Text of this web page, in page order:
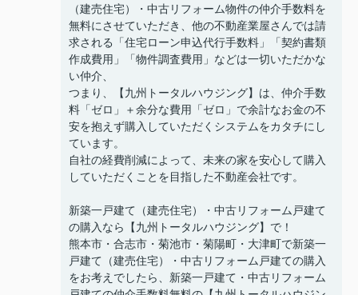
（建売住宅）・中古リフォーム物件の仲介手数料を
無料にさせていただき、他の不動産業屋さんでは請
求される「住宅ローン申込代行手数料」「契約書類
作成費用」「物件調査費用」などは一切いただかな
い仲介、
つまり、【九州トータルハウジング】は、仲介手数
料「ゼロ」＋余分な費用「ゼロ」で余計なお金の不
安を抱えず購入していただくシステムをカタチにし
ています。
自社の経費削減によって、未来の家を安心して購入
していただくことを目指した不動産会社です。
新築一戸建て（建売住宅）・中古リフォーム戸建て
の購入なら【九州トータルハウジング】で！
熊本市・合志市・菊池市・菊陽町・大津町で新築一
戸建て（建売住宅）・中古リフォーム戸建ての購入
をお考えでしたら、新築一戸建て・中古リフォーム